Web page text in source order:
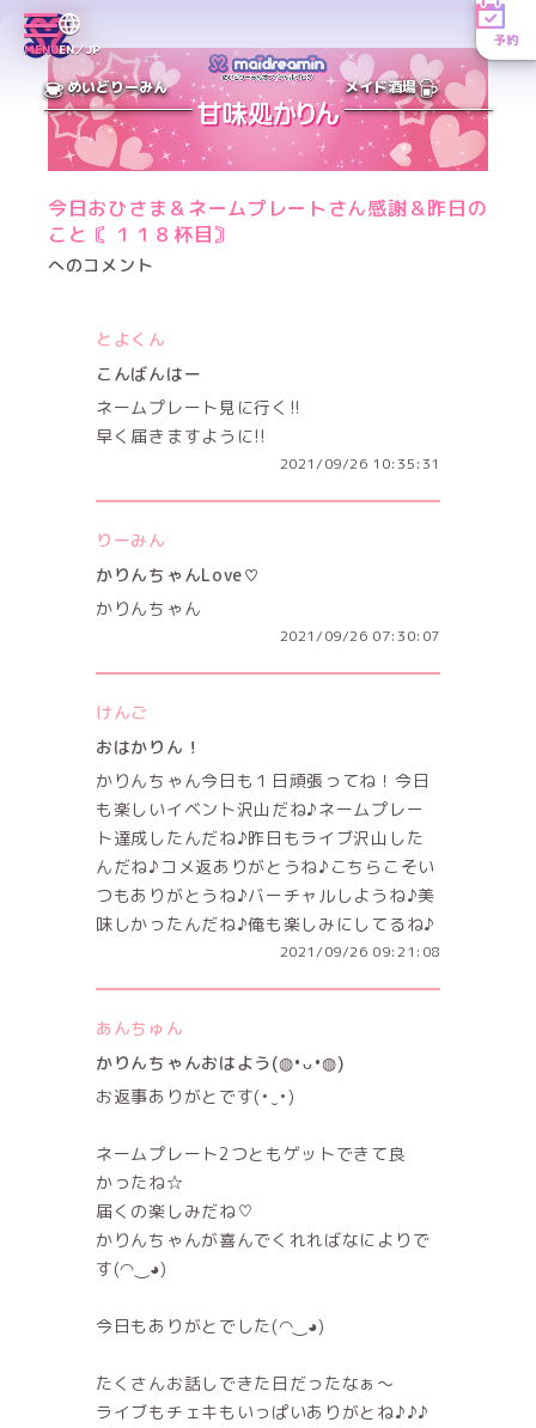
MENUEN／JP
予約
めいどりーみん メイド酒場
今日おひさま＆ネームプレートさん感謝＆昨日の
こと〘 １１８杯目〙
へのコメント
とよくん
こんばんはー
ネームプレート見に行く!!
早く届きますように!!
2021/09/26 10:35:31
りーみん
かりんちゃんLove♡
かりんちゃん
2021/09/26 07:30:07
けんご
おはかりん！
かりんちゃん今日も１日頑張ってね！今日
も楽しいイベント沢山だね♪ネームプレー
ト達成したんだね♪昨日もライブ沢山した
んだね♪コメ返ありがとうね♪こちらこそい
つもありがとうね♪バーチャルしようね♪美
味しかったんだね♪俺も楽しみにしてるね♪
2021/09/26 09:21:08
あんちゅん
かりんちゃんおはよう(◍•ᴗ•◍)
お返事ありがとです(•‿•)
ネームプレート2つともゲットできて良
かったね☆
届くの楽しみだね♡
かりんちゃんが喜んでくれればなによりで
す(◠‿◕)
今日もありがとでした(◠‿◕)
たくさんお話しできた日だったなぁ〜
ライブもチェキもいっぱいありがとね♪♪♪